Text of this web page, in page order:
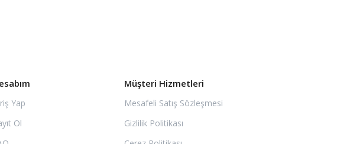
Yap
Ol
Müşteri Hizmetleri
Mesafeli Satış Sözleşmesi
Gizlilik Politikası